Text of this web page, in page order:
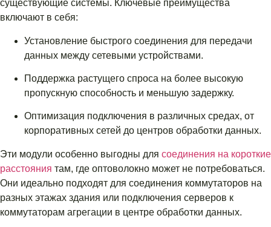
существующие системы. Ключевые преимущества
включают в себя:
Установление быстрого соединения для передачи
данных между сетевыми устройствами.
Поддержка растущего спроса на более высокую
пропускную способность и меньшую задержку.
Оптимизация подключения в различных средах, от
корпоративных сетей до центров обработки данных.
Эти модули особенно выгодны для соединения на короткие
расстояния там, где оптоволокно может не потребоваться.
Они идеально подходят для соединения коммутаторов на
разных этажах здания или подключения серверов к
коммутаторам агрегации в центре обработки данных.